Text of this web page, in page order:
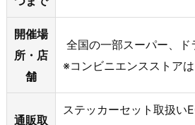
開催場
所・店
舗
全国の一部スーパー、
※コンビニエンスストア
通販取
ステッカーセット取扱い